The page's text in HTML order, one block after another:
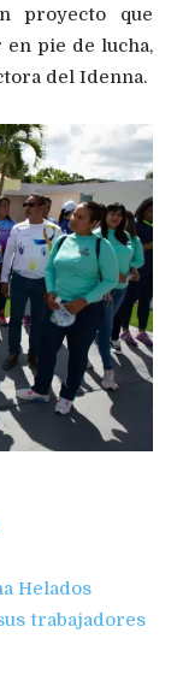
proyecto que
en pie de lucha,
del Idenna.
Helados
trabajadores